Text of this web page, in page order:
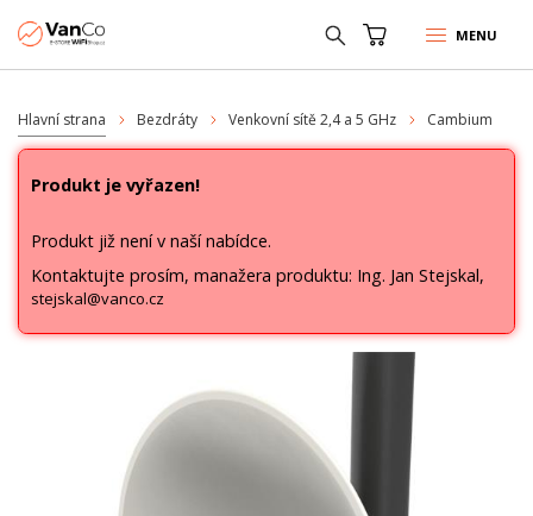
MENU
Hlavní strana Bezdráty Venkovní sítě 2,4 a 5 GHz Cambium
Produkt je vyřazen!
Produkt již není v naší nabídce.
Kontaktujte prosím, manažera produktu: Ing. Jan Stejskal,
stejskal@vanco.cz